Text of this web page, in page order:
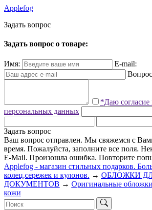
Applefog
Задать вопрос
Задать вопрос о товаре:
Имя:
E-mail:
*Даю согласие
персональных данных
Задать вопрос
Ваш вопрос отправлен. Мы свяжемся с
время. Пожалуйста, заполните все поля.
E-Mail. Произошла ошибка. Повторите
Applefog - магазин стильных подарков.
колец,сережек и кулонов. → ОБЛОЖКИ
ДОКУМЕНТОВ → Оригинальные
кожи